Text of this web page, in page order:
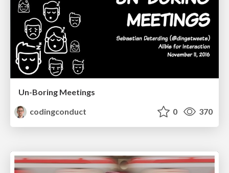
Un-Boring Meetings
codingconduct
0 370